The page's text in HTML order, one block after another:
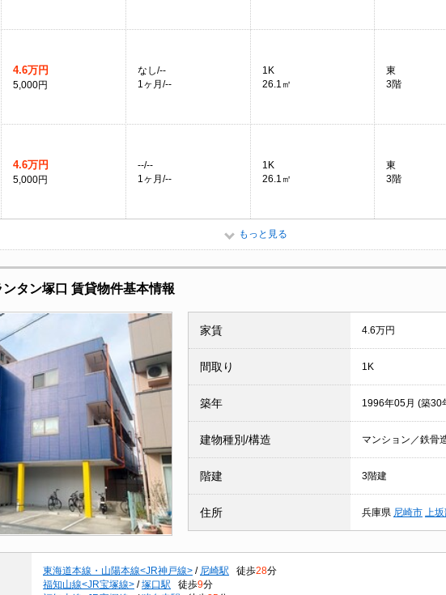
4.6万円
5,000円
なし/--
1ヶ月/--
1K
26.1㎡
東
3階
4.6万円
5,000円
--/--
1ヶ月/--
1K
26.1㎡
東
3階
もっと見る
タン塚口 賃貸物件基本情報
家賃 4.6万円
間取り 1K
築年 1996年05月 (築30
建物種別/構造 マンション／鉄骨
階建 3階建
住所 兵庫県 尼崎市 上
東海道本線・山陽本線<JR神戸線> / 尼崎駅 徒歩28分
福知山線<JR宝塚線> / 塚口駅 徒歩9分